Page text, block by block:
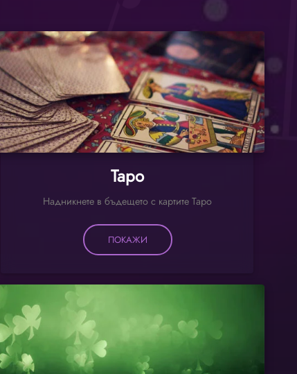
Таро
Надникнете в бъдещето с картите Таро
ПОКАЖИ